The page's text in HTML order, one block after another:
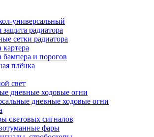
универсальный
защита радиатора
сетки радиатора
бампера и порогов
плёнка
свет
дневные ходовые огни
дневные ходовые огни
световых сигналов
фары